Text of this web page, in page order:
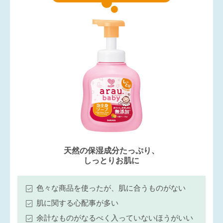
天然の保湿成分たっぷり、
しっとりお肌に
色々な商品を使ったが、肌に合うものがない
肌に関する心配事が多い
余計なものがなるべく入っていないほうがいい